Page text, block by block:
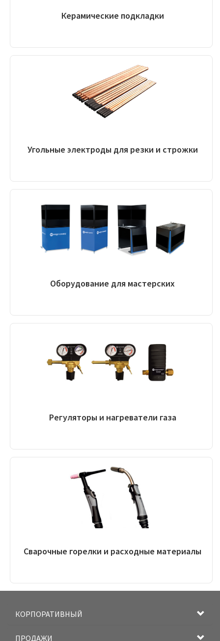
Керамические подкладки
Угольные электроды для резки и строжки
Оборудование для мастерских
Регуляторы и нагреватели газа
Сварочные горелки и расходные материалы
КОРПОРАТИВНЫЙ
ПРОДАЖИ